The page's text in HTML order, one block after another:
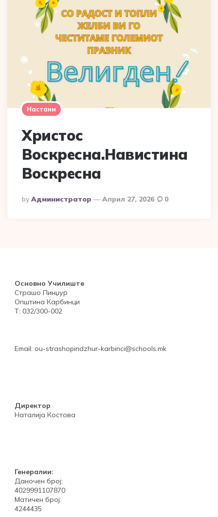
Настани
Христос
Воскресна.Навистина
Воскресна
Posted
By
By Администратор Април 27, 2026 0
Основно Училиште
Страшо Пинџур
Општина Карбинци
Т: 032/300-002
Email: ou-strashopindzhur-karbinci@schools.mk
Директор
Наталија Костова
Генералии:
Даночен број:
4029991107870
Матичен број:
4244435